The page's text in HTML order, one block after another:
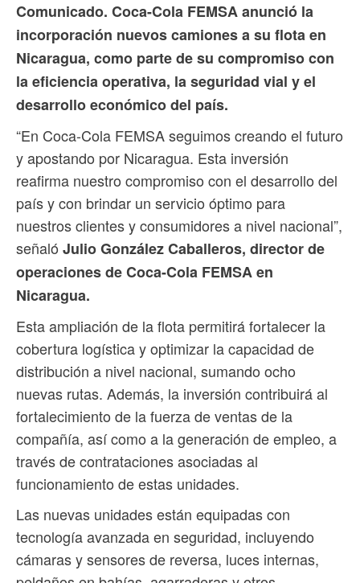
Comunicado. Coca-Cola FEMSA anunció la
incorporación nuevos camiones a su flota en
Nicaragua, como parte de su compromiso con
la eficiencia operativa, la seguridad vial y el
desarrollo económico del país.
“En Coca-Cola FEMSA seguimos creando el futuro
y apostando por Nicaragua. Esta inversión
reafirma nuestro compromiso con el desarrollo del
país y con brindar un servicio óptimo para
nuestros clientes y consumidores a nivel nacional”,
señaló Julio González Caballeros, director de
operaciones de Coca-Cola FEMSA en
Nicaragua.
Esta ampliación de la flota permitirá fortalecer la
cobertura logística y optimizar la capacidad de
distribución a nivel nacional, sumando ocho
nuevas rutas. Además, la inversión contribuirá al
fortalecimiento de la fuerza de ventas de la
compañía, así como a la generación de empleo, a
través de contrataciones asociadas al
funcionamiento de estas unidades.
Las nuevas unidades están equipadas con
tecnología avanzada en seguridad, incluyendo
cámaras y sensores de reversa, luces internas,